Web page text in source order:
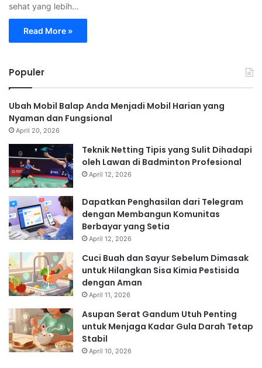
sehat yang lebih…
Read More »
Populer
Ubah Mobil Balap Anda Menjadi Mobil Harian yang
Nyaman dan Fungsional
April 20, 2026
Teknik Netting Tipis yang Sulit Dihadapi
oleh Lawan di Badminton Profesional
April 12, 2026
Dapatkan Penghasilan dari Telegram
dengan Membangun Komunitas
Berbayar yang Setia
April 12, 2026
Cuci Buah dan Sayur Sebelum Dimasak
untuk Hilangkan Sisa Kimia Pestisida
dengan Aman
April 11, 2026
Asupan Serat Gandum Utuh Penting
untuk Menjaga Kadar Gula Darah Tetap
Stabil
April 10, 2026